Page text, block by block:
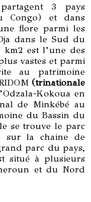
3 pays
Congo) et dans
flore parmi les
dans le Sud du
km2 est l’une des
vastes et parmi
au patrimoine
(trinationale
Kokoua en
de Minkébé au
du Bassin du
se trouve le parc
sur la chaine de
parc du pays,
situé à plusieurs
et du Nord